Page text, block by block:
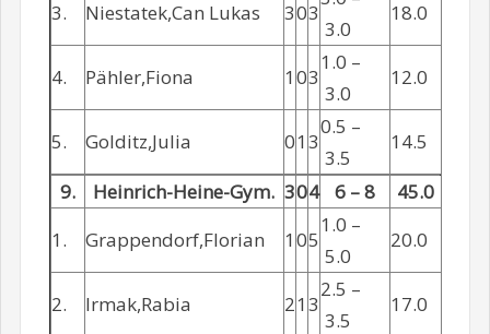
3. Niestatek,Can Lukas 303
3.0
18.0
4. Pähler,Fiona 103
1.0 –
3.0
12.0
5. Golditz,Julia 013
0.5 –
3.5
14.5
9.
Heinrich-Heine-Gym. 304 6 – 8
45.0
1.
Grappendorf,Florian 105
1.0 –
5.0
20.0
2. Irmak,Rabia 213
2.5 –
3.5
17.0